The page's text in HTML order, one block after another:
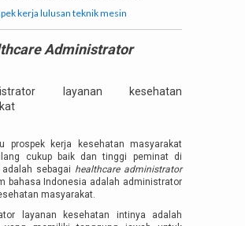
kerja lulusan teknik mesin
Administrator
prospek kerja kesehatan masyarakat
cukup baik dan tinggi peminat di
adalah sebagai healthcare administrator
bahasa Indonesia adalah administrator
masyarakat.
layanan kesehatan intinya adalah